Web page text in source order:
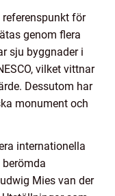
för
genom flera
sju byggnader i
vilket vittnar
Dessutom har
monument och
internationella
Mies van der